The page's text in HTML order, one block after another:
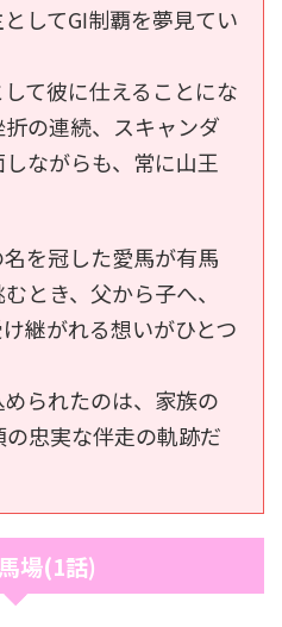
してGⅠ制覇を夢見てい
て彼に仕えることにな
の連続、スキャンダ
ながらも、常に山王
を冠した愛馬が有馬
とき、父から子へ、
継がれる想いがひとつ
られたのは、家族の
忠実な伴走の軌跡だ
場(1話)